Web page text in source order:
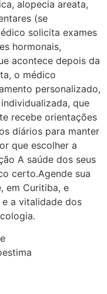
alopecia areata,
(se
solicita exames
hormonais,
acontece depois da
o médico
personalizado,
que
recebe orientações
diários para manter
que escolher a
A saúde dos seus
certo.Agende sua
em Curitiba, e
a vitalidade dos